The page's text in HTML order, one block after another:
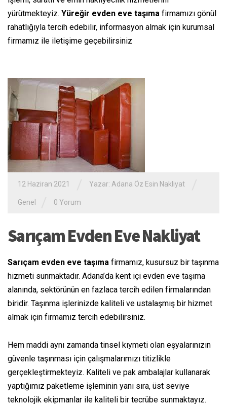
yürütmekteyiz. Yüreğir evden eve taşıma firmamızı gönül
rahatlığıyla tercih edebilir, informasyon almak için kurumsal
firmamız ile iletişime geçebilirsiniz
12 Haziran 2021 Yazar: Adana Öz Esin Nakliyat
Genel 0 Yorum
Sarıçam Evden Eve Nakliyat
Sarıçam evden eve taşıma firmamız, kusursuz bir taşınma
hizmeti sunmaktadır. Adana’da kent içi evden eve taşıma
alanında, sektörünün en fazlaca tercih edilen firmalarından
biridir. Taşınma işlerinizde kaliteli ve ustalaşmış bir hizmet
almak için firmamız tercih edebilirsiniz.
Hem maddi aynı zamanda tinsel kıymeti olan eşyalarınızın
güvenle taşınması için çalışmalarımızı titizlikle
gerçekleştirmekteyiz. Kaliteli ve pak ambalajlar kullanarak
yaptığımız paketleme işleminin yanı sıra, üst seviye
teknolojik ekipmanlar ile kaliteli bir tecrübe sunmaktayız.